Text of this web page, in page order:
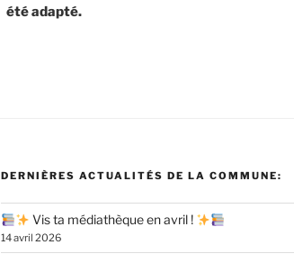
été adapté.
DERNIÈRES ACTUALITÉS DE LA COMMUNE:
Vis ta médiathèque en avril !
14 avril 2026